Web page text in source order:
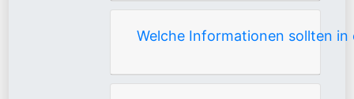
Welche Informationen sollten